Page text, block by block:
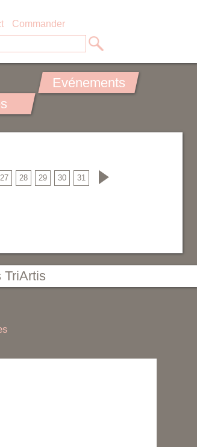
Commander
Evénements
27 28 29 30 31
TriArtis